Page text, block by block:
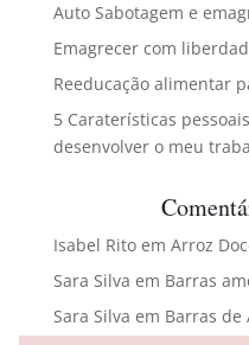
Auto Sabotagem e
Emagrecer com
Reeducação alimentar
5 Caraterísticas
desenvolver o meu
Isabel Ritoem Arroz
Sara Silva em Barras
Sara Silva em Barras de